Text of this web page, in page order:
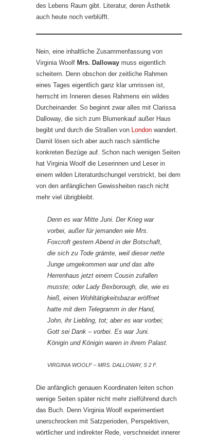
des Lebens Raum gibt. Literatur, deren Ästhetik
auch heute noch verblüfft.
Nein, eine inhaltliche Zusammenfassung von
Virginia Woolf Mrs. Dalloway muss eigentlich
scheitern. Denn obschon der zeitliche Rahmen
eines Tages eigentlich ganz klar umrissen ist,
herrscht im Inneren dieses Rahmens ein wildes
Durcheinander. So beginnt zwar alles mit Clarissa
Dalloway, die sich zum Blumenkauf außer Haus
begibt und durch die Straßen von London wandert.
Damit lösen sich aber auch rasch sämtliche
konkreten Bezüge auf. Schon nach wenigen Seiten
hat Virginia Woolf die Leserinnen und Leser in
einem wilden Literaturdschungel verstrickt, bei dem
von den anfänglichen Gewissheiten rasch nicht
mehr viel übrigbleibt.
Denn es war Mitte Juni. Der Krieg war
vorbei, außer für jemanden wie Mrs.
Foxcroft gestern Abend in der Botschaft,
die sich zu Tode grämte, weil dieser nette
Junge umgekommen war und das alte
Herrenhaus jetzt einem Cousin zufallen
musste; oder Lady Bexborough, die, wie es
hieß, einen Wohltätigkeitsbazar eröffnet
hatte mit dem Telegramm in der Hand,
John, ihr Liebling, tot; aber es war vorbei;
Gott sei Dank – vorbei. Es war Juni.
Königin und Königin waren in ihrem Palast.
VIRGINIA WOOLF – MRS. DALLOWAY, S 2 F.
Die anfänglich genauen Koordinaten leiten schon
wenige Seiten später nicht mehr zielführend durch
das Buch. Denn Virginia Woolf experimentiert
unerschrocken mit Satzperioden, Perspektiven,
wörtlicher und indirekter Rede, verschneidet innerer